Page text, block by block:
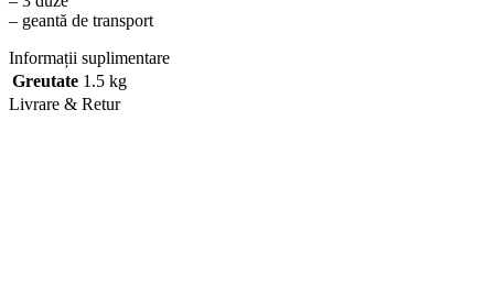
– geantă de transport
Informații suplimentare
Greutate 1.5 kg
Livrare & Retur